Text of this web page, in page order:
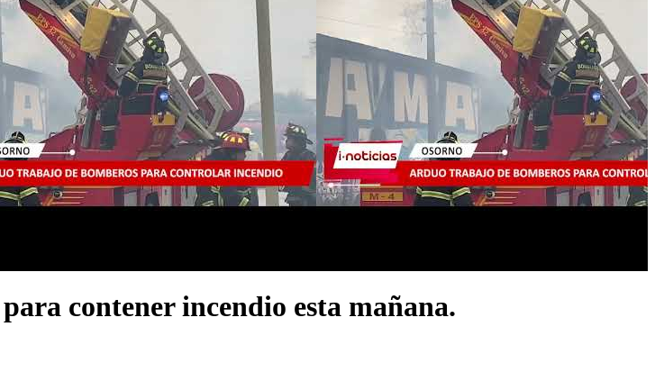
contener incendio esta mañana.